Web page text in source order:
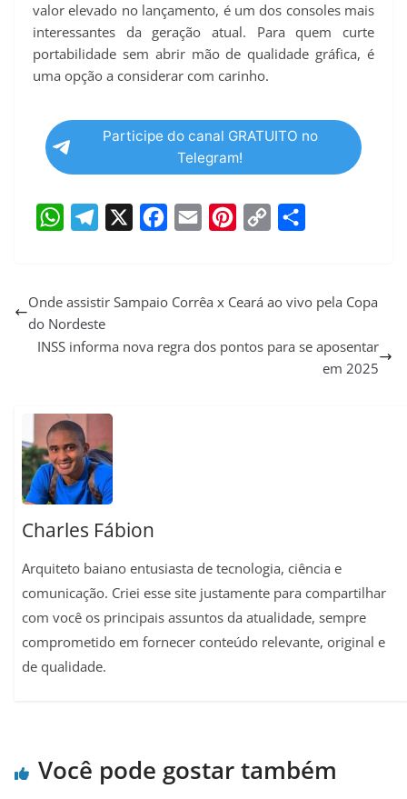
valor elevado no lançamento, é um dos consoles mais
interessantes da geração atual. Para quem curte
portabilidade sem abrir mão de qualidade gráfica, é
uma opção a considerar com carinho.
Participe do canal GRATUITO no
Telegram!
a
t
s
p
l
e
g
m
c
b
a
l
n
e
p
L
a
e
Onde assistir Sampaio Corrêa x Ceará ao vivo pela Copa
do Nordeste
INSS informa nova regra dos pontos para se aposentar
em 2025
Charles Fábion
Arquiteto baiano entusiasta de tecnologia, ciência e
comunicação. Criei esse site justamente para compartilhar
com você os principais assuntos da atualidade, sempre
comprometido em fornecer conteúdo relevante, original e
de qualidade.
Você pode gostar também